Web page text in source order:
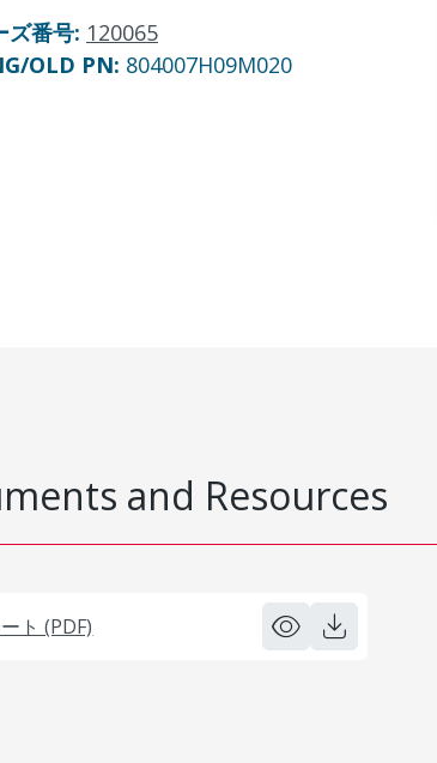
ズ番号: 120065
OLD PN: 804007H09M020
and Resources
ト (PDF)